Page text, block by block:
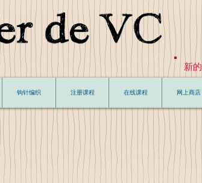
新的
钩针编织 注册课程 在线课程 网上商店